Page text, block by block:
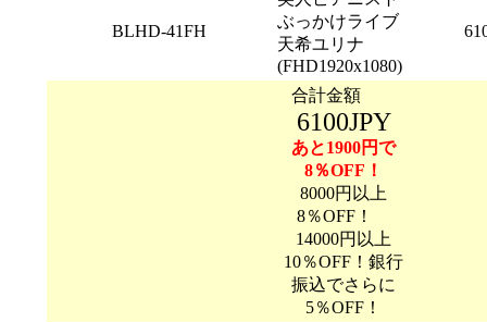
BLHD-41FH
ぶっかけライブ
天希ユリナ
(FHD1920x1080)
合計金額
6100JPY
あと1900円で
8％OFF！
8000円以上
8％OFF！
14000円以上
10％OFF！銀行
振込でさらに
5％OFF！